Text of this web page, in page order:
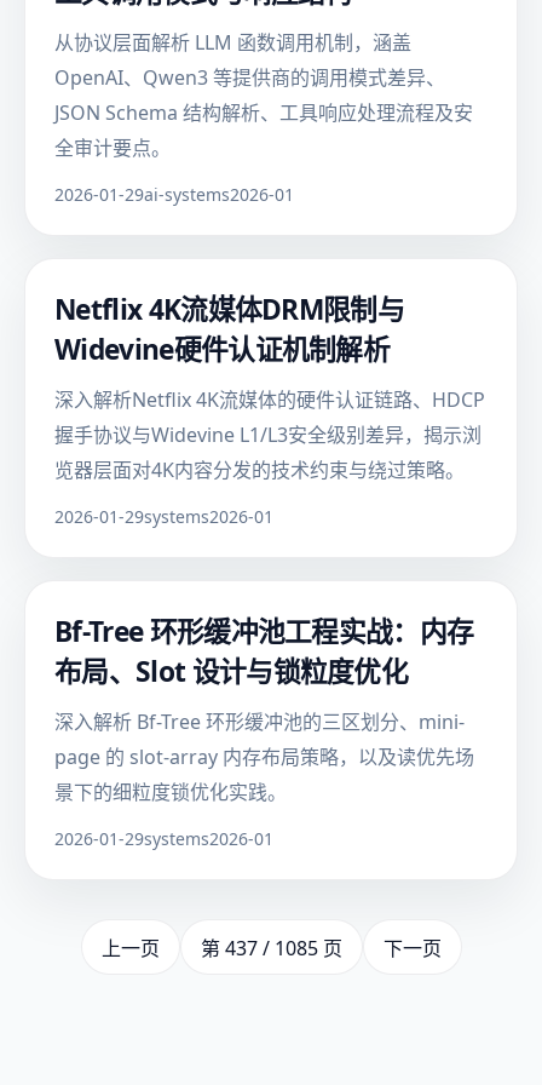
从协议层面解析 LLM 函数调用机制，涵盖
OpenAI、Qwen3 等提供商的调用模式差异、
JSON Schema 结构解析、工具响应处理流程及安
全审计要点。
2026-01-29ai-systems2026-01
Netflix 4K流媒体DRM限制与
Widevine硬件认证机制解析
深入解析Netflix 4K流媒体的硬件认证链路、HDCP
握手协议与Widevine L1/L3安全级别差异，揭示浏
览器层面对4K内容分发的技术约束与绕过策略。
2026-01-29systems2026-01
Bf-Tree 环形缓冲池工程实战：内存
布局、Slot 设计与锁粒度优化
深入解析 Bf-Tree 环形缓冲池的三区划分、mini-
page 的 slot-array 内存布局策略，以及读优先场
景下的细粒度锁优化实践。
2026-01-29systems2026-01
上一页 第 437 / 1085 页 下一页